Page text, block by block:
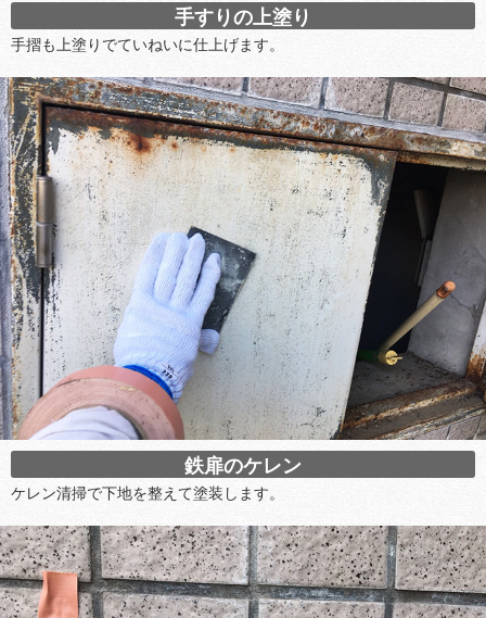
手すりの上塗り
手摺も上塗りでていねいに仕上げます。
鉄扉のケレン
ケレン清掃で下地を整えて塗装します。